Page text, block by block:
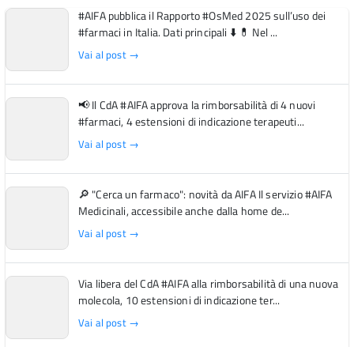
#AIFA pubblica il Rapporto #OsMed 2025 sull’uso dei
#farmaci in Italia. Dati principali ⬇️ 💊 Nel ...
Vai al post →
📢 Il CdA #AIFA approva la rimborsabilità di 4 nuovi
#farmaci, 4 estensioni di indicazione terapeuti...
Vai al post →
🔎 "Cerca un farmaco": novità da AIFA Il servizio #AIFA
Medicinali, accessibile anche dalla home de...
Vai al post →
Via libera del CdA #AIFA alla rimborsabilità di una nuova
molecola, 10 estensioni di indicazione ter...
Vai al post →